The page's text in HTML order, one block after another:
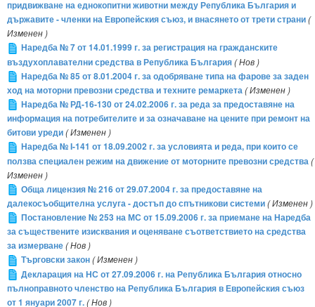
придвижване на еднокопитни животни между Република България и
държавите - членки на Европейския съюз, и внасянето от трети страни(
Изменен )
Наредба № 7 от 14.01.1999 г. за регистрация на гражданските
въздухоплавателни средства в Република България( Нов )
Наредба № 85 от 8.01.2004 г. за одобряване типа на фарове за заден
ход на моторни превозни средства и техните ремаркета( Изменен )
Наредба № РД-16-130 от 24.02.2006 г. за реда за предоставяне на
информация на потребителите и за означаване на цените при ремонт на
битови уреди( Изменен )
Наредба № I-141 от 18.09.2002 г. за условията и реда, при които се
ползва специален режим на движение от моторните превозни средства(
Изменен )
Обща лицензия № 216 от 29.07.2004 г. за предоставяне на
далекосъобщителна услуга - достъп до спътникови системи( Изменен )
Постановление № 253 на МС от 15.09.2006 г. за приемане на Наредба
за съществените изисквания и оценяване съответствието на средства
за измерване( Нов )
Търговски закон( Изменен )
Декларация на НС от 27.09.2006 г. на Република България относно
пълноправното членство на Република България в Европейския съюз
от 1 януари 2007 г.( Нов )